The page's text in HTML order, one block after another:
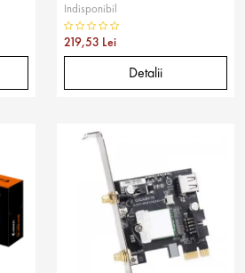
Indisponibil
219,53 Lei
Detalii